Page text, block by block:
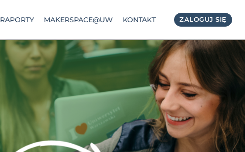
RAPORTY MAKERSPACE@UW KONTAKT ZALOGUJ SIĘ